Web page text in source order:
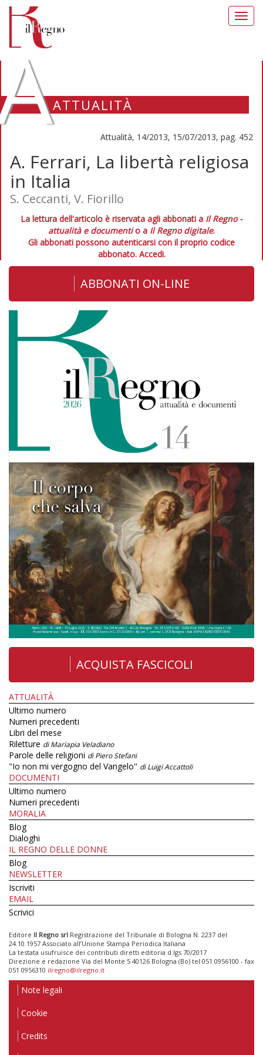
ATTUALITÀ
Attualità, 14/2013, 15/07/2013, pag. 452
A. Ferrari, La libertà religiosa
in Italia
S. Ceccanti, V. Fiorillo
La lettura dell'articolo è riservata agli abbonati a Il Regno -
attualità e documentio a Il Regno digitale.
Gli abbonati possono autenticarsi con il proprio codice
abbonato. Accedi.
ABBONATI ON-LINE
ACQUISTA FASCICOLI
ATTUALITÀ
Ultimo numero
Numeri precedenti
Libri del mese
Riletture di Mariapia Veladiano
Parole delle religioni di Piero Stefani
"Io non mi vergogno del Vangelo" di Luigi Accattoli
DOCUMENTI
Ultimo numero
Numeri precedenti
MORALIA
Blog
Dialoghi
IL REGNO DELLE DONNE
Blog
NEWSLETTER
Iscriviti
EMAIL
Scrivici
Editore Il Regno srl Registrazione del Tribunale di Bologna N. 2237 del
24.10.1957 Associato all’Unione Stampa Periodica Italiana
La testata usufruisce dei contributi diretti editoria d.lgs 70/2017
Direzione e redazione Via del Monte 5 40126 Bologna (Bo) tel 051 0956100 - fax
051 0956310 ilregno@ilregno.it
Note legali
Cookie
Credits